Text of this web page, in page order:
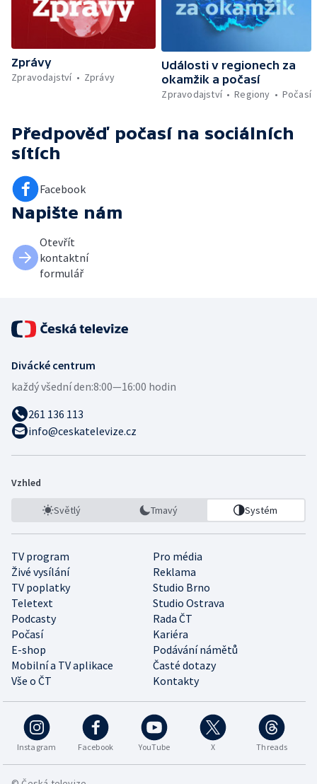
Zprávy
Zpravodajství
Zprávy
Události v regionech za
okamžik a počasí
Zpravodajství
Regiony Počasí
Předpověď počasí na sociálních
sítích
Facebook
Napište nám
Otevřít
kontaktní
formulář
Divácké centrum
každý všední den:8:00—16:00 hodin
261 136 113
info@ceskatelevize.cz
Vzhled
Světlý Tmavý Systém
TV program
Pro média
Živé vysílání
Reklama
TV poplatky
Studio Brno
Teletext
Studio Ostrava
Podcasty
Rada ČT
Počasí
Kariéra
E-shop
Podávání námětů
Mobilní a TV aplikace
Časté dotazy
Vše o ČT
Kontakty
Instagram Facebook YouTube X Threads